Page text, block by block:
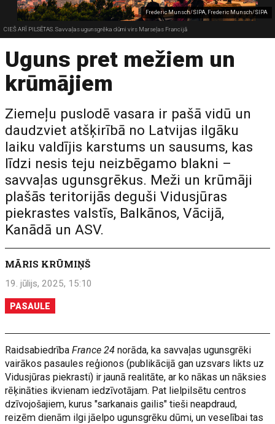
Frederic Munsch/SIPA, Frederic Munsch/SIPA
CIEŠ ARĪ PILSĒTAS. Savvaļas ugunsgrēka dūmi virs Marseļas Francijā
Uguns pret mežiem un
krūmājiem
Ziemeļu puslodē vasara ir pašā vidū un
daudzviet atšķirībā no Latvijas ilgāku
laiku valdījis karstums un sausums, kas
līdzi nesis teju neizbēgamo blakni –
savvaļas ugunsgrēkus. Meži un krūmāji
plašās teritorijās deguši Vidusjūras
piekrastes valstīs, Balkānos, Vācijā,
Kanādā un ASV.
MĀRIS KRŪMIŅŠ
19. jūlijs, 2025, 15:10
PASAULE
Raidsabiedrība France 24 norāda, ka savvaļas ugunsgrēki
vairākos pasaules reģionos (publikācijā gan uzsvars likts uz
Vidusjūras piekrasti) ir jaunā realitāte, ar ko nākas un nāksies
rēķināties ikvienam iedzīvotājam. Pat lielpilsētu centros
dzīvojošajiem, kurus "sarkanais gailis" tieši neapdraud,
reizēm dienām ilgi jāelpo ugunsgrēku dūmi, un veselībai tas